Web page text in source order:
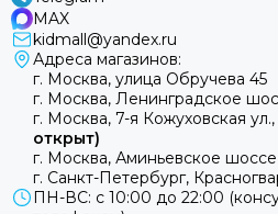
MAX
kidmall@yandex.ru
Адреса магазинов:
г. Москва, улица Обручева 45
г. Москва, Ленинградское
г. Москва, 7-я Кожуховская
открыт)
г. Москва, Аминьевское
г. Санкт-Петербург,
ПН-ВС: с 10:00 до 22:00